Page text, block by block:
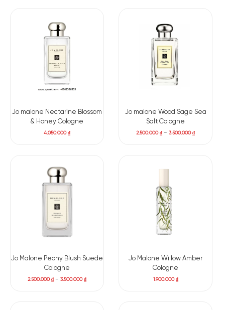
Jo malone Nectarine Blossom
& Honey Cologne
4.050.000₫
Jo malone Wood Sage Sea
Salt Cologne
2.500.000₫ –3.500.000₫
Jo Malone Peony Blush Suede
Cologne
2.500.000₫– 3.500.000₫
Jo Malone Willow Amber
Cologne
1.900.000₫